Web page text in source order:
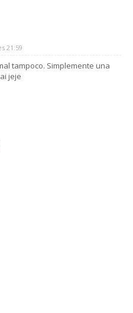
21:59
tampoco. Simplemente una
jeje